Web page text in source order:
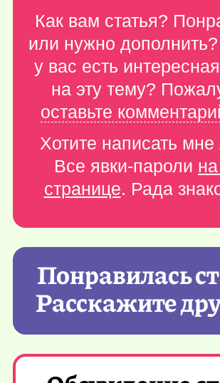
Как вам статья?
или нужно
у вас есть
на эту тему?
оставьте
Хотите написать мне
Все явки-пароли
странице. Рада
Понравилась
Расскажите